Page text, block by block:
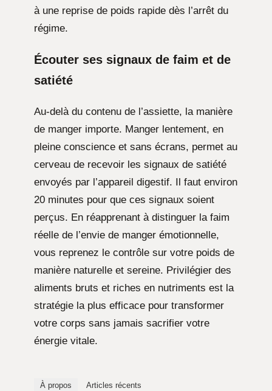
à une reprise de poids rapide dès l’arrêt du
régime.
Écouter ses signaux de faim et de
satiété
Au-delà du contenu de l’assiette, la manière
de manger importe. Manger lentement, en
pleine conscience et sans écrans, permet au
cerveau de recevoir les signaux de satiété
envoyés par l’appareil digestif. Il faut environ
20 minutes pour que ces signaux soient
perçus. En réapprenant à distinguer la faim
réelle de l’envie de manger émotionnelle,
vous reprenez le contrôle sur votre poids de
manière naturelle et sereine. Privilégier des
aliments bruts et riches en nutriments est la
stratégie la plus efficace pour transformer
votre corps sans jamais sacrifier votre
énergie vitale.
À propos Articles récents